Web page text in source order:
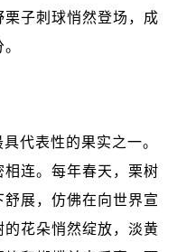
子刺球悄然登场，成
代表性的果实之一。
连。每年春天，栗树
展，仿佛在向世界宣
花朵悄然绽放，淡黄